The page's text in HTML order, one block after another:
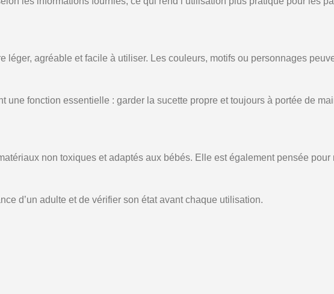
léger, agréable et facile à utiliser. Les couleurs, motifs ou personnages
une fonction essentielle : garder la sucette propre et toujours à portée de
non toxiques et adaptés aux bébés. Elle est également pensée
d’un adulte et de vérifier son état avant chaque utilisation.